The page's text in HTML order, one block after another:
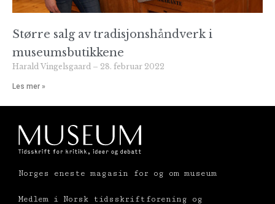
Større salg av tradisjonshåndverk i
museumsbutikkene
Harald Vingelsgaard 28. februar 2022
Les mer »
Norges eneste magasin for og om museum
Medlem i Norsk tidsskriftforening og